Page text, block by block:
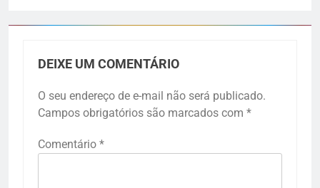
DEIXE UM COMENTÁRIO
O seu endereço de e-mail não será publicado.
Campos obrigatórios são marcados com *
Comentário *